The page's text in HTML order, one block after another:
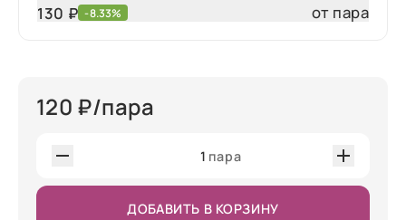
130 ₽ -8.33% от пара
120 ₽/пара
1 пара
ДОБАВИТЬ В КОРЗИНУ